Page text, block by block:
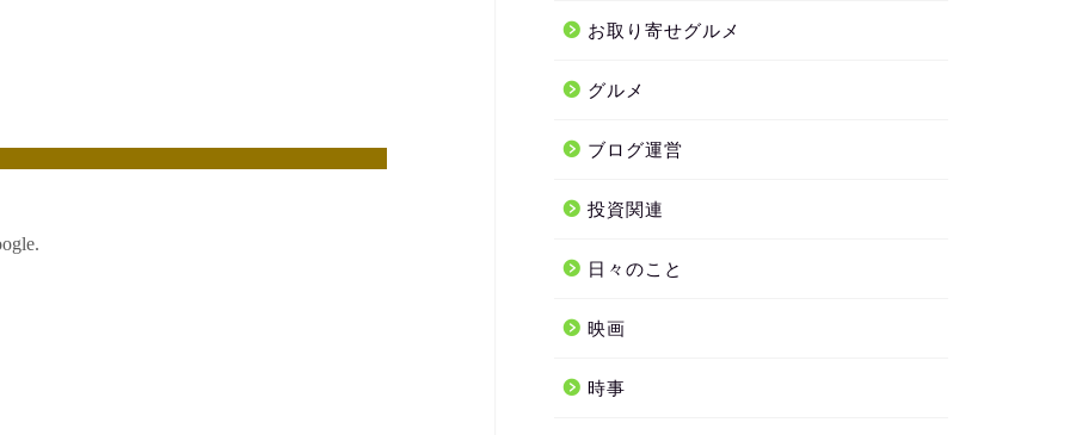
お取り寄せグルメ
グルメ
ブログ運営
投資関連
日々のこと
映画
時事